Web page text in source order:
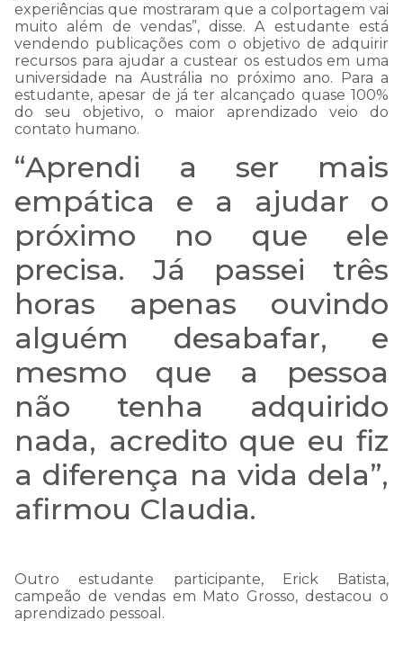
experiências que mostraram que a colportagem vai
muito além de vendas”, disse. A estudante está
vendendo publicações com o objetivo de adquirir
recursos para ajudar a custear os estudos em uma
universidade na Austrália no próximo ano. Para a
estudante, apesar de já ter alcançado quase 100%
do seu objetivo, o maior aprendizado veio do
contato humano.
“Aprendi a ser mais
empática e a ajudar o
próximo no que ele
precisa. Já passei três
horas apenas ouvindo
alguém desabafar, e
mesmo que a pessoa
não tenha adquirido
nada, acredito que eu fiz
a diferença na vida dela”,
afirmou Claudia.
Outro estudante participante, Erick Batista,
campeão de vendas em Mato Grosso, destacou o
aprendizado pessoal.
COMUNICADO
IMPORTANTE:
Estamos passando por
uma instabilidade em
nosso WhatsApp, e talvez
mensagem demore mais
que o normal.